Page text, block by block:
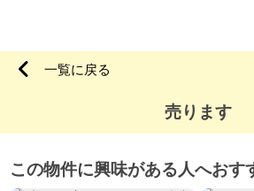
一覧に戻る
売ります
この物件に興味がある人へおす